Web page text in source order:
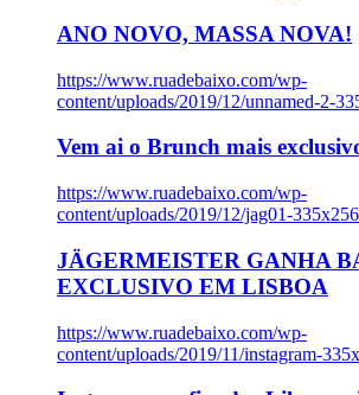
ANO NOVO, MASSA NOVA!
https://www.ruadebaixo.com/wp-
content/uploads/2019/12/unnamed-2-
Vem ai o Brunch mais
https://www.ruadebaixo.com/wp-
content/uploads/2019/12/jag01-
JÄGERMEISTER GANHA
EXCLUSIVO EM LISBOA
https://www.ruadebaixo.com/wp-
content/uploads/2019/11/instagram-